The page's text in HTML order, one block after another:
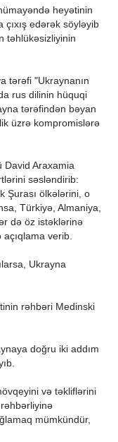
heyətinin
çıxış edərək söyləyib
təhlükəsizliyinin
tərəfi "Ukraynanın
rus dilinin hüquqi
tərəfindən bəyan
üzrə kompromislərə
David Araxamia
səsləndirib:
Şurası ölkələrini, o
Türkiyə, Almaniya,
də öz istəklərinə
verib.
Ukrayna
rəhbəri Medinski
doğru iki addım
və təkliflərini
mümkündür,